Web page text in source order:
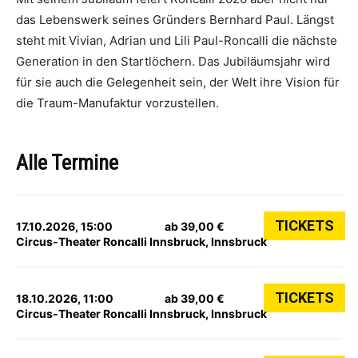
das Lebenswerk seines Gründers Bernhard Paul. Längst
steht mit Vivian, Adrian und Lili Paul-Roncalli die nächste
Generation in den Startlöchern. Das Jubiläumsjahr wird
für sie auch die Gelegenheit sein, der Welt ihre Vision für
die Traum-Manufaktur vorzustellen.
Alle Termine
17.10.2026, 15:00
Circus-Theater Roncalli Innsbruck, Innsbruck
ab 39,00 € TICKETS
18.10.2026, 11:00
Circus-Theater Roncalli Innsbruck, Innsbruck
ab 39,00 € TICKETS